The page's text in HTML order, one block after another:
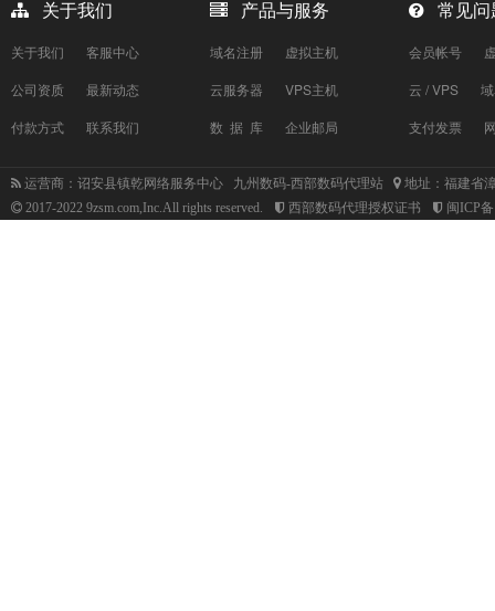
关于我们
关于我们
客服中心
公司资质
最新动态
付款方式
联系我们
产品与服务
域名注册
虚拟主机
云服务器
VPS主机
数 据 库
企业邮局
常见问
会员帐号
云 / VPS
支付发票
运营商：诏安县镇乾网络服务中心 九州数码-西部数码代理站
地址：福建省
2017-2022 9zsm.com,Inc.All rights reserved.
西部数码代理授权证书 闽ICP